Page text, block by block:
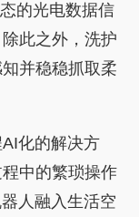
的光电数据信
此之外，洗护
并稳稳抓取柔
化的解决方
中的繁琐操作
人融入生活空